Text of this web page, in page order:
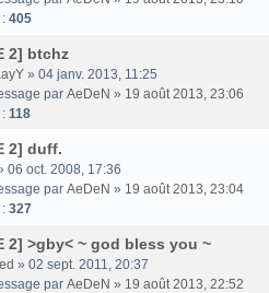
405
2] btchz
» 04 janv. 2013, 11:25
par AeDeN » 19 août 2013, 23:06
118
2] duff.
06 oct. 2008, 17:36
par AeDeN » 19 août 2013, 23:04
327
2] >gby< ~ god bless you ~
» 02 sept. 2011, 20:37
par AeDeN » 19 août 2013, 22:52